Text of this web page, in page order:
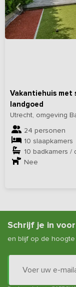
Vakantiehuis met
landgoed
Utrecht, omgeving
24 personen
10 slaapkamers
10 badkamers /
Nee
Bekijk hier
Schrijf je in
en blijf op de